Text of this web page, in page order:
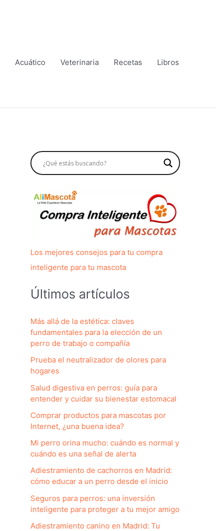
Acuático Veterinaria Recetas Libros
Los mejores consejos para tu compra
inteligente para tu mascota
Últimos artículos
Más allá de la estética: claves
fundamentales para la elección de un
perro de trabajo o compañía
Prueba el neutralizador de olores para
hogares
Salud digestiva en perros: guía para
entender y cuidar su bienestar estomacal
Comprar productos para mascotas por
Internet, ¿una buena idea?
Mi perro orina mucho: cuándo es normal y
cuándo es una señal de alerta
Adiestramiento de cachorros en Madrid:
cómo educar a un perro desde el inicio
Seguros para perros: una inversión
inteligente para proteger a tu mejor amigo
Adiestramiento canino en Madrid: Tu